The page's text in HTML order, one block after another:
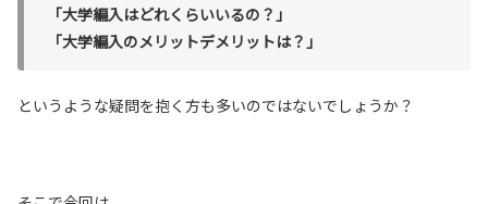
「大学編入はどれくらいいるの？」
「大学編入のメリットデメリットは？」
というような疑問を抱く方も多いのではないでしょうか？